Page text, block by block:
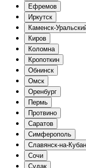
Ефремов
Иркутск
Каменск-
Киров
Коломна
Кропоткин
Обнинск
Омск
Оренбург
Пермь
Протвино
Саратов
Симферополь
Славянск-на-
Сочи
Судак